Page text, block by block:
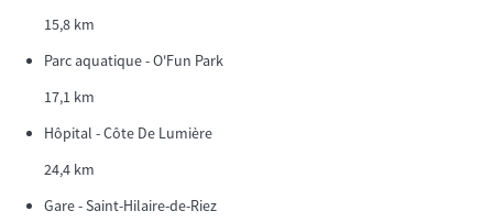
15,8 km
Parc aquatique - O'Fun Park
17,1 km
Hôpital - Côte De Lumière
24,4 km
Gare - Saint-Hilaire-de-Riez